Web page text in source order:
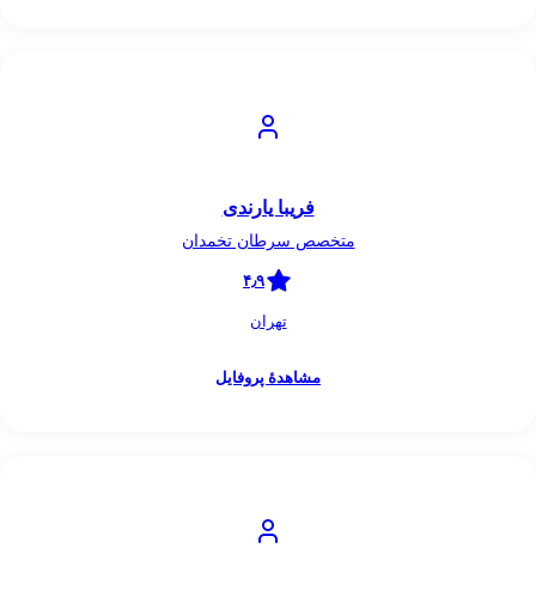
فریبا یارندی
متخصص سرطان تخمدان
مشاهدهٔ پروفایل